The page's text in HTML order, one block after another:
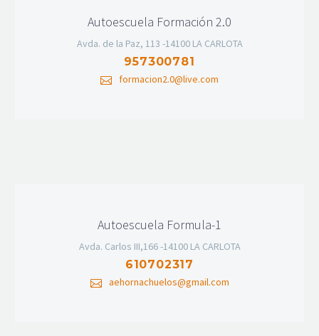
Autoescuela Formación 2.0
Avda. de la Paz, 113 -14100 LA CARLOTA
957300781
formacion2.0@live.com
Autoescuela Formula-1
Avda. Carlos III,166 -14100 LA CARLOTA
610702317
aehornachuelos@gmail.com